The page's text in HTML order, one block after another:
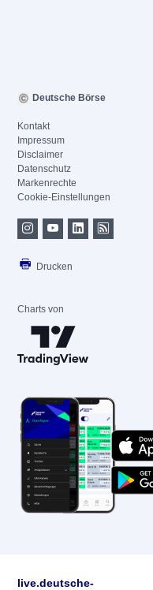
Deutsche Börse
Kontakt
Impressum
Disclaimer
Datenschutz
Markenrechte
Cookie-Einstellungen
Drucken
Charts von
live.deutsche-